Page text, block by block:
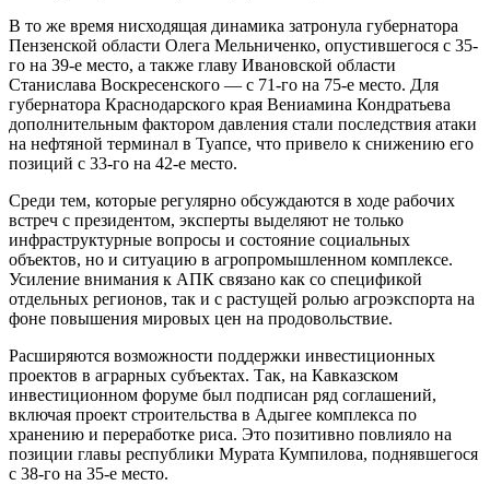
В то же время нисходящая динамика затронула губернатора
Пензенской области Олега Мельниченко, опустившегося с 35-
го на 39-е место, а также главу Ивановской области
Станислава Воскресенского — с 71-го на 75-е место. Для
губернатора Краснодарского края Вениамина Кондратьева
дополнительным фактором давления стали последствия атаки
на нефтяной терминал в Туапсе, что привело к снижению его
позиций с 33-го на 42-е место.
Среди тем, которые регулярно обсуждаются в ходе рабочих
встреч с президентом, эксперты выделяют не только
инфраструктурные вопросы и состояние социальных
объектов, но и ситуацию в агропромышленном комплексе.
Усиление внимания к АПК связано как со спецификой
отдельных регионов, так и с растущей ролью агроэкспорта на
фоне повышения мировых цен на продовольствие.
Расширяются возможности поддержки инвестиционных
проектов в аграрных субъектах. Так, на Кавказском
инвестиционном форуме был подписан ряд соглашений,
включая проект строительства в Адыгее комплекса по
хранению и переработке риса. Это позитивно повлияло на
позиции главы республики Мурата Кумпилова, поднявшегося
с 38-го на 35-е место.